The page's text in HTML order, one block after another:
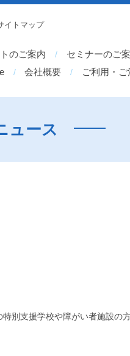
のご案内
セミナーのご
会社概要
ご利用・
イトマップ
ュース
別支援学校や障がい者施設の